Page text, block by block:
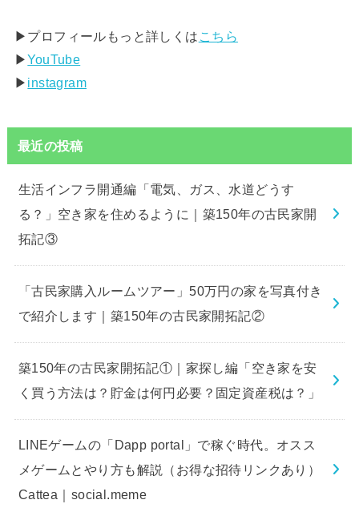
▶︎プロフィールもっと詳しくは こちら
▶︎YouTube
▶︎ instagram
最近の投稿
生活インフラ開通編「電気、ガス、水道どうす
る？」空き家を住めるように｜築150年の古民家開
拓記③
「古民家購入ルームツアー」50万円の家を写真付き
で紹介します｜築150年の古民家開拓記②
築150年の古民家開拓記①｜家探し編「空き家を安
く買う方法は？貯金は何円必要？固定資産税は？」
LINEゲームの「Dapp portal」で稼ぐ時代。オスス
メゲームとやり方も解説（お得な招待リンクあり）
Cattea｜social.meme